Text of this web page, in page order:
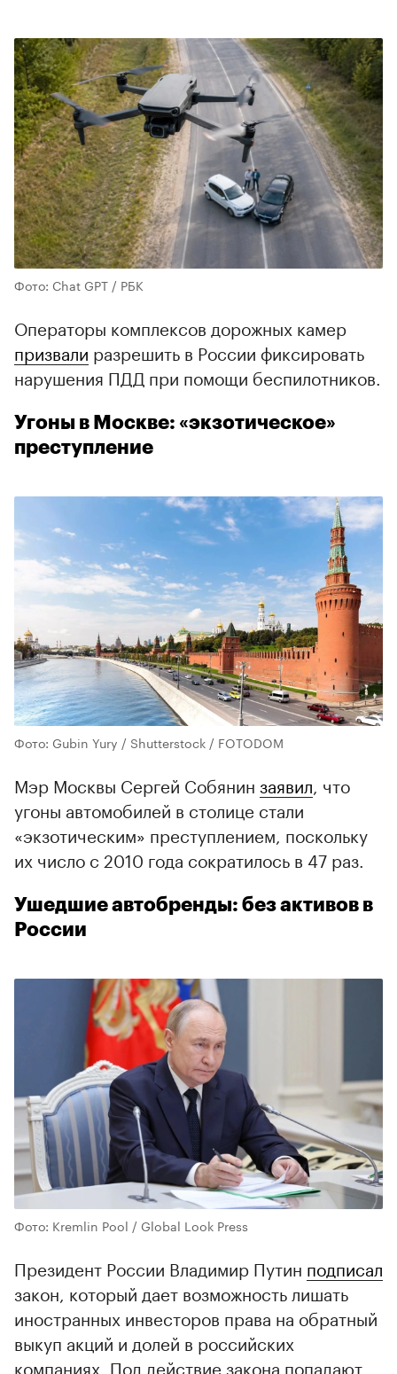
Фото: Chat GPT / РБК
Операторы комплексов дорожных камер
призвали разрешить в России фиксировать
нарушения ПДД при помощи беспилотников.
Угоны в Москве: «экзотическое»
преступление
Фото: Gubin Yury / Shutterstock / FOTODOM
Мэр Москвы Сергей Собянин заявил, что
угоны автомобилей в столице стали
«экзотическим» преступлением, поскольку
их число с 2010 года сократилось в 47 раз.
Ушедшие автобренды: без активов в
России
Фото: Kremlin Pool / Global Look Press
Президент России Владимир Путин подписал
закон, который дает возможность лишать
иностранных инвесторов права на обратный
выкуп акций и долей в российских
компаниях. Под действие закона попадают